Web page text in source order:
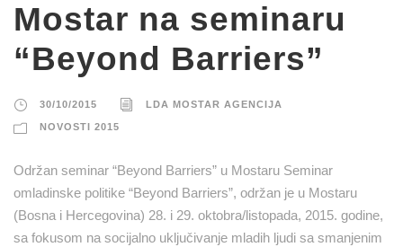
Mostar na seminaru
“Beyond Barriers”
30/10/2015 LDA MOSTAR AGENCIJA
NOVOSTI 2015
Održan seminar “Beyond Barriers” u Mostaru Seminar
omladinske politike “Beyond Barriers”, održan je u Mostaru
(Bosna i Hercegovina) 28. i 29. oktobra/listopada, 2015. godine,
sa fokusom na socijalno uključivanje mladih ljudi sa smanjenim